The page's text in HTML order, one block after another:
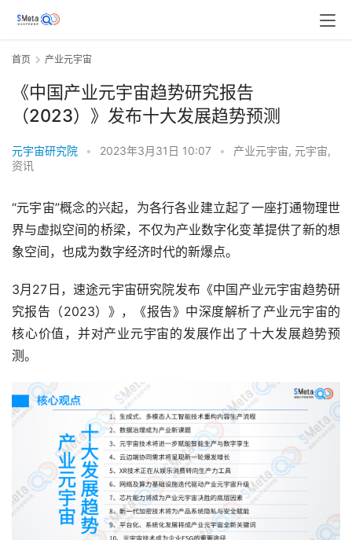
首页 产业元宇宙
《中国产业元宇宙趋势研究报告
（2023）》发布十大发展趋势预测
元宇宙研究院 • 2023年3月31日 10:07 • 产业元宇宙, 元宇宙,
资讯
“元宇宙”概念的兴起，为各行各业建立起了一座打通物理世
界与虚拟空间的桥梁，不仅为产业数字化变革提供了新的想
象空间，也成为数字经济时代的新爆点。
3月27日，速途元宇宙研究院发布《中国产业元宇宙趋势研
究报告（2023）》，《报告》中深度解析了产业元宇宙的
核心价值，并对产业元宇宙的发展作出了十大发展趋势预
测。